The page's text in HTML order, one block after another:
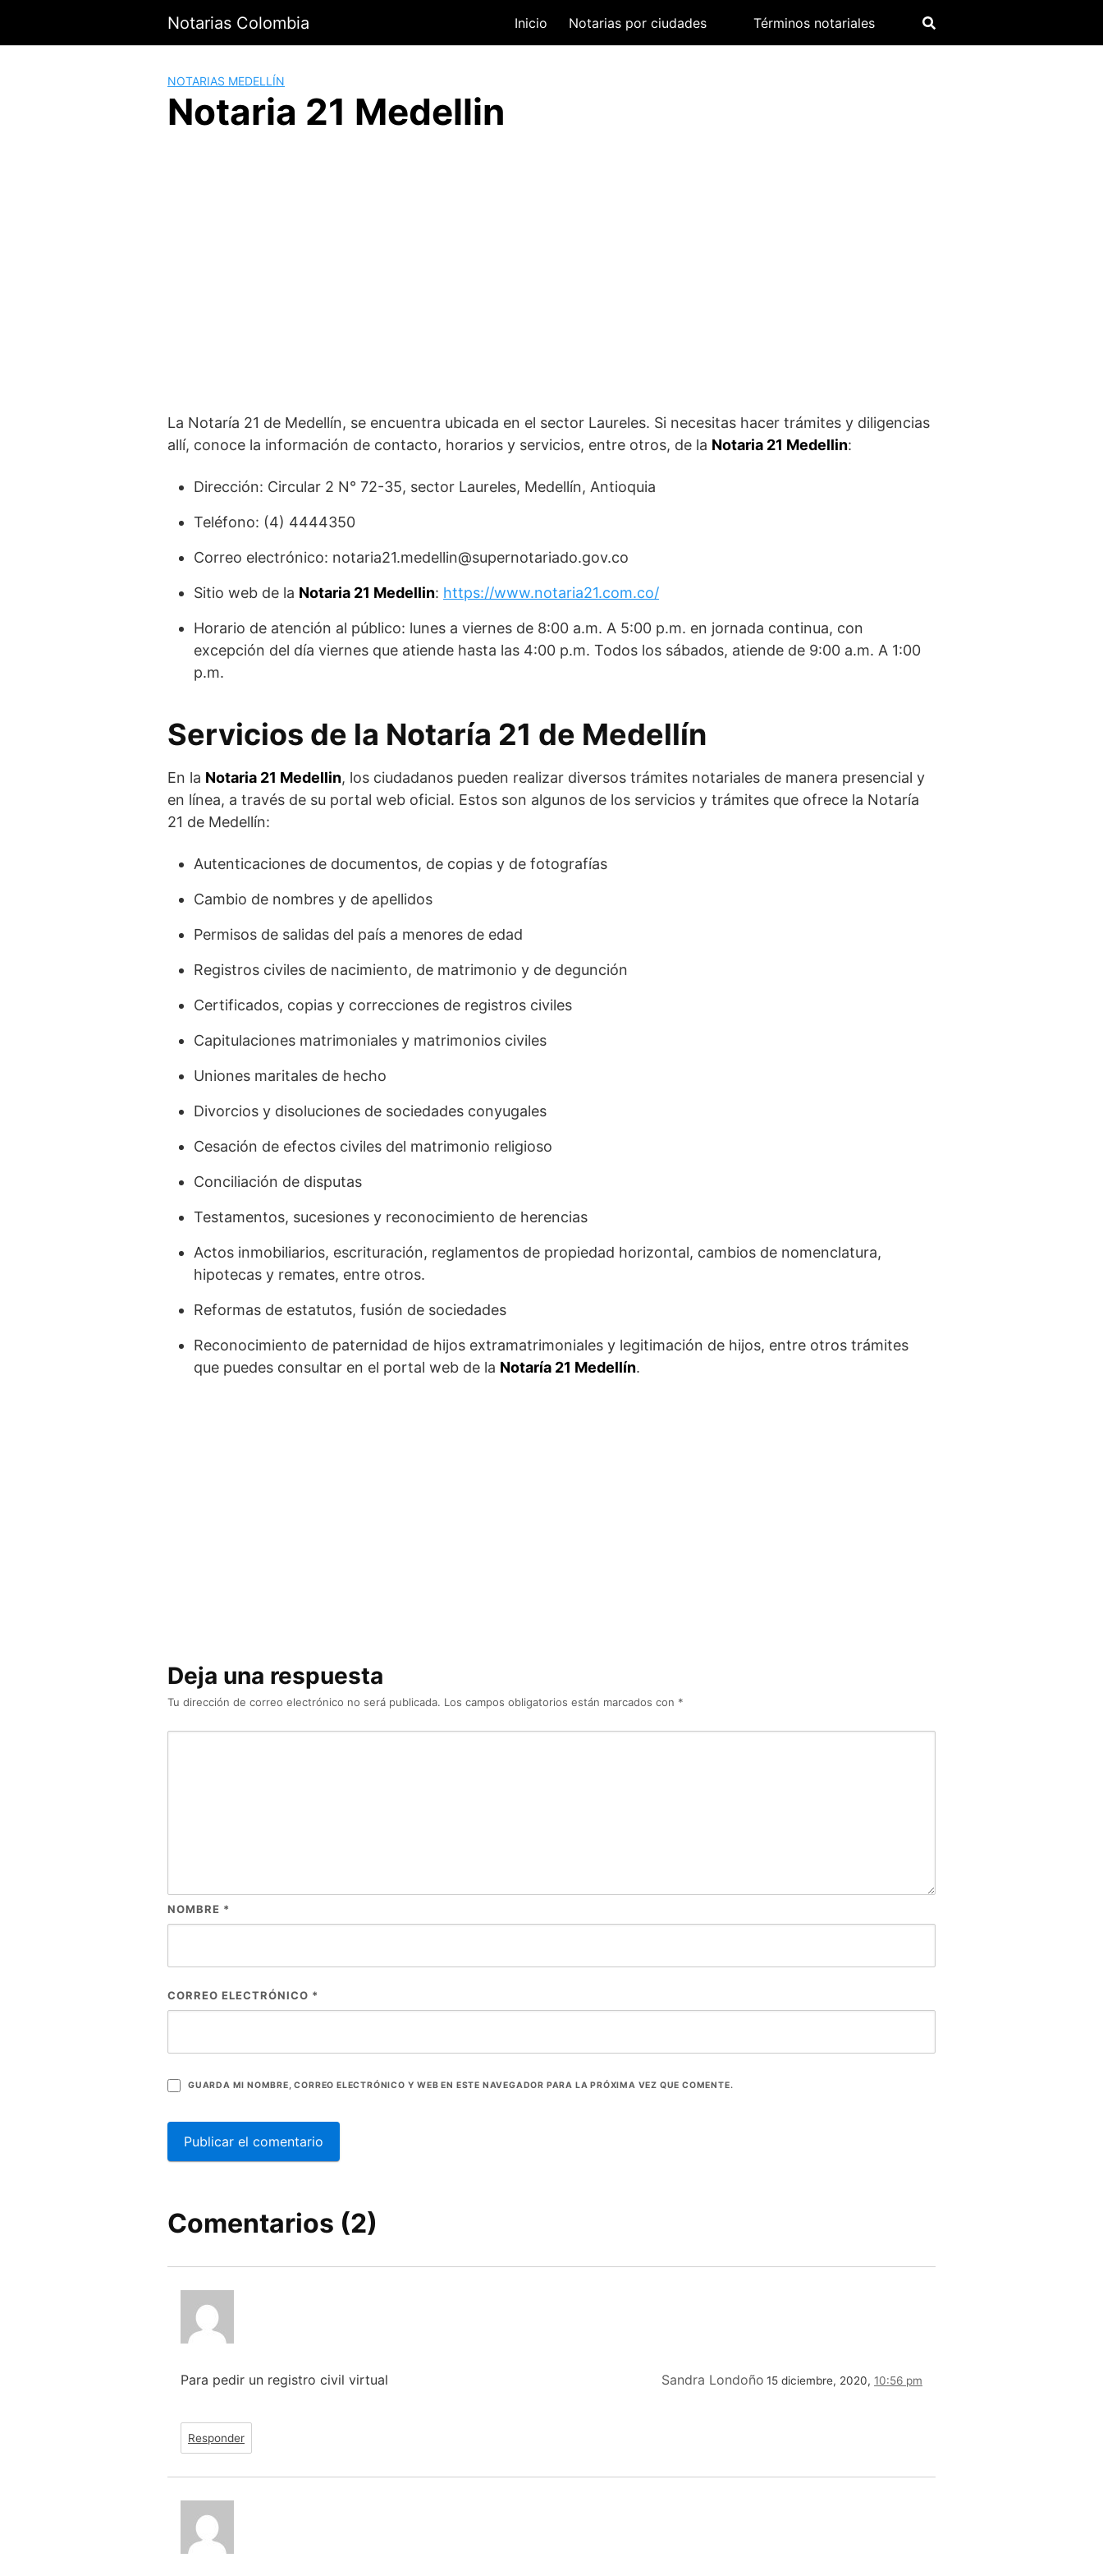
contenido
Notarias Colombia Inicio Notarias por ciudades Términos notariales
NOTARIAS MEDELLÍN
Notaria 21 Medellin
La Notaría 21 de Medellín, se encuentra ubicada en el sector Laureles. Si necesitas hacer trámites y diligencias
allí, conoce la información de contacto, horarios y servicios, entre otros, de la Notaria 21 Medellin:
Dirección: Circular 2 N° 72-35, sector Laureles, Medellín, Antioquia
Teléfono: (4) 4444350
Correo electrónico: notaria21.medellin@supernotariado.gov.co
Sitio web de la Notaria 21 Medellin: https://www.notaria21.com.co/
Horario de atención al público: lunes a viernes de 8:00 a.m. A 5:00 p.m. en jornada continua, con
excepción del día viernes que atiende hasta las 4:00 p.m. Todos los sábados, atiende de 9:00 a.m. A 1:00
p.m.
Servicios de la Notaría 21 de Medellín
En la Notaria 21 Medellin, los ciudadanos pueden realizar diversos trámites notariales de manera presencial y
en línea, a través de su portal web oficial. Estos son algunos de los servicios y trámites que ofrece la Notaría
21 de Medellín:
Autenticaciones de documentos, de copias y de fotografías
Cambio de nombres y de apellidos
Permisos de salidas del país a menores de edad
Registros civiles de nacimiento, de matrimonio y de degunción
Certificados, copias y correcciones de registros civiles
Capitulaciones matrimoniales y matrimonios civiles
Uniones maritales de hecho
Divorcios y disoluciones de sociedades conyugales
Cesación de efectos civiles del matrimonio religioso
Conciliación de disputas
Testamentos, sucesiones y reconocimiento de herencias
Actos inmobiliarios, escrituración, reglamentos de propiedad horizontal, cambios de nomenclatura,
hipotecas y remates, entre otros.
Reformas de estatutos, fusión de sociedades
Reconocimiento de paternidad de hijos extramatrimoniales y legitimación de hijos, entre otros trámites
que puedes consultar en el portal web de la Notaría 21 Medellín.
Deja una respuesta
Tu dirección de correo electrónico no será publicada. Los campos obligatorios están marcados con *
NOMBRE *
CORREO ELECTRÓNICO *
GUARDA MI NOMBRE, CORREO ELECTRÓNICO Y WEB EN ESTE NAVEGADOR PARA LA PRÓXIMA VEZ QUE COMENTE.
Comentarios (2)
Sandra Londoño 15 diciembre, 2020, 10:56 pm
Para pedir un registro civil virtual
Responder